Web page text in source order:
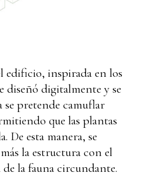
edificio, inspirada en los
diseñó digitalmente y se
se pretende camuflar
que las plantas
De esta manera, se
la estructura con el
la fauna circundante.